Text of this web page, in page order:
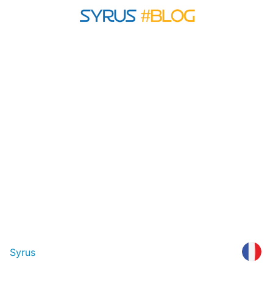
Syrus